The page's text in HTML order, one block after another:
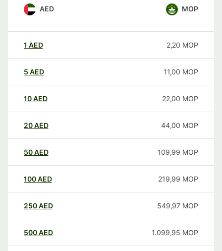
AED MOP
1 AED 2,20 MOP
5 AED 11,00 MOP
10AED 22,00 MOP
20AED 44,00 MOP
50AED 109,99 MOP
100AED 219,99 MOP
250AED 549,97 MOP
500AED 1.099,95 MOP